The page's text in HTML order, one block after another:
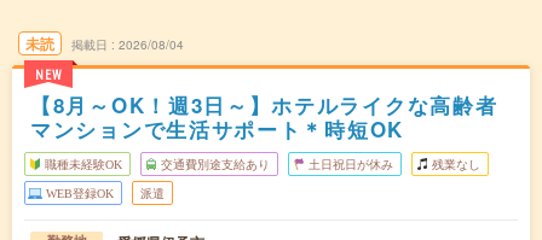
未読
NEW
掲載日 2026/08/04
【8月～OK！週3日～】ホテルライクな高齢者
マンションで生活サポート＊時短OK
職種未経験OK 交通費別途支給あり 土日祝日が休み 残業なし
WEB登録OK 派遣